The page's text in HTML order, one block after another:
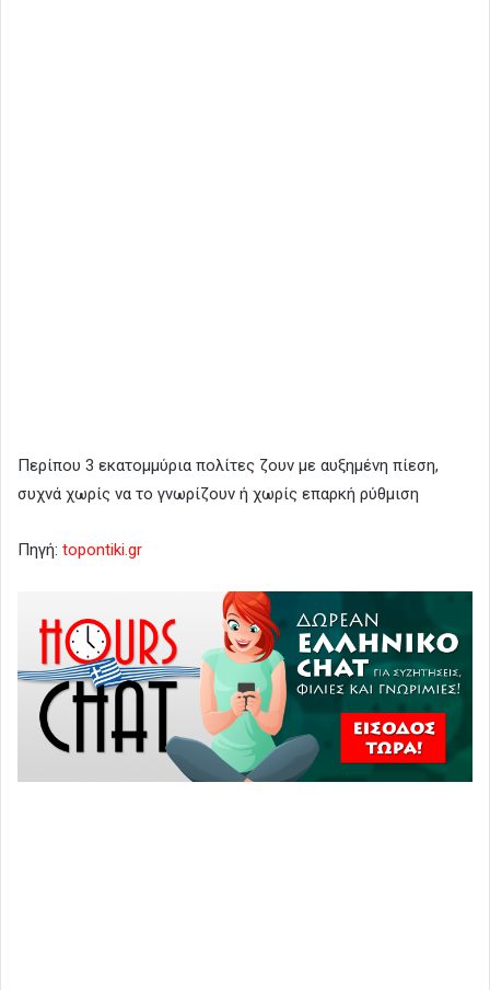
Περίπου 3 εκατομμύρια πολίτες ζουν με αυξημένη πίεση,
συχνά χωρίς να το γνωρίζουν ή χωρίς επαρκή ρύθμιση
Πηγή: topontiki.gr